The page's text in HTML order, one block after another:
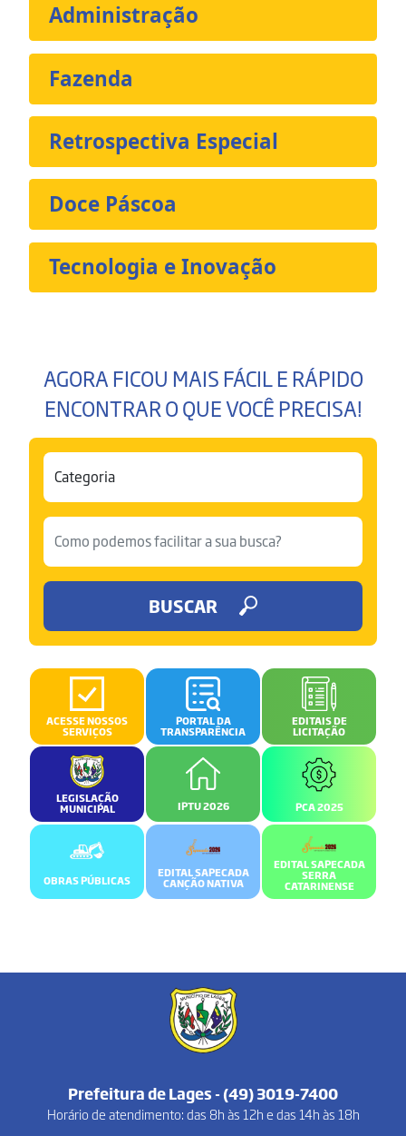
Administração
Fazenda
Retrospectiva Especial
Doce Páscoa
Tecnologia e Inovação
AGORA FICOU MAIS FÁCIL E RÁPIDO
ENCONTRAR O QUE VOCÊ PRECISA!
BUSCAR
ACESSE NOSSOS
SERVIÇOS
PORTAL DA
TRANSPARÊNCIA
EDITAIS DE
LICITAÇÃO
LEGISLAÇÃO
MUNICIPAL IPTU 2026 PCA 2025
OBRAS PÚBLICAS
EDITAL SAPECADA
CANÇÃO NATIVA
EDITAL SAPECADA
SERRA
CATARINENSE
Prefeitura de Lages - (49) 3019-7400
Horário de atendimento: das 8h às 12h e das 14h às 18h